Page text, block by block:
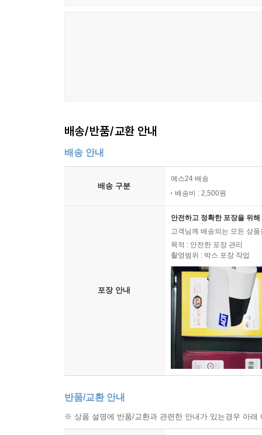
배송/반품/교환 안내
배송 안내
배송 구분
예스24 배송
배송비 : 2,500원
포장 안내
안전하고 정확한 포장을 위
고객님께 배송되는 모든 상
목적 : 안전한 포장 관리
촬영범위 : 박스 포장 작업
반품/교환 안내
※ 상품 설명에 반품/교환과 관련한 안내가 있는경우 아